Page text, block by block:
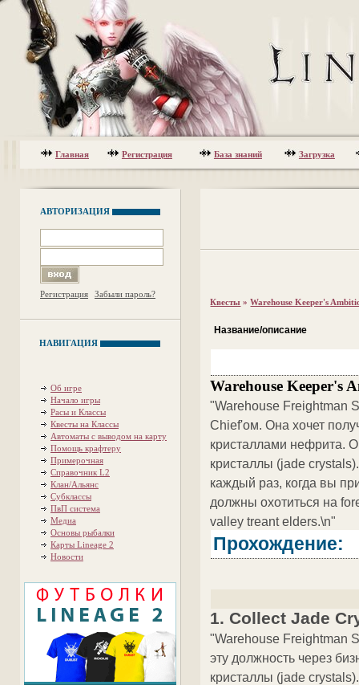
Главная Регистрация База знаний Загрузка
АВТОРИЗАЦИЯ
Регистрация Забыли пароль?
НАВИГАЦИЯ
Об игре
Начало игры
Расы и Классы
Квесты на Классы
Автоматы с выводом на карту
Помощь крафтеру
Примерочная
Справочник L2
Клан/Альянс
Субклассы
ПвП система
Медиа
Основы рыбалки
Карты Lineage 2
Новости
Квесты »Warehouse Keeper's
Название/описание
Warehouse Keeper's
"Warehouse Freightman
Chief'ом. Она хочет
кристаллами нефрита.
кристаллы (jade
каждый раз, когда вы
должны охотиться на
valley treant elders.\n"
Прохождение:
1. Collect Jade
"Warehouse Freightman
эту должность через
кристаллы (jade